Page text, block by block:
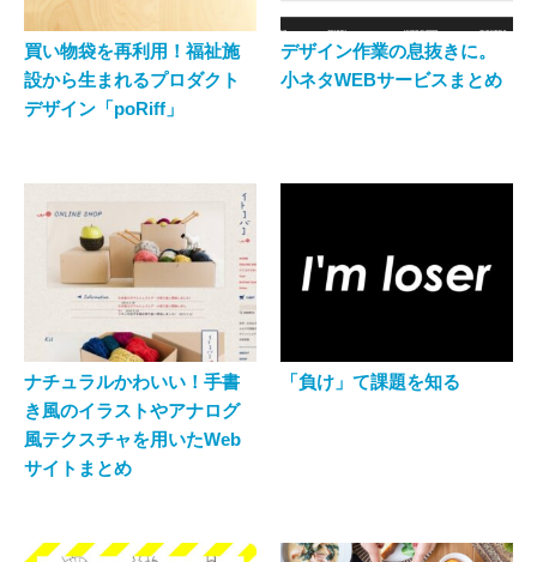
買い物袋を再利用！福祉施
設から生まれるプロダクト
デザイン「poRiff」
デザイン作業の息抜きに。
小ネタWEBサービスまとめ
ナチュラルかわいい！手書
き風のイラストやアナログ
風テクスチャを用いたWeb
サイトまとめ
「負け」て課題を知る